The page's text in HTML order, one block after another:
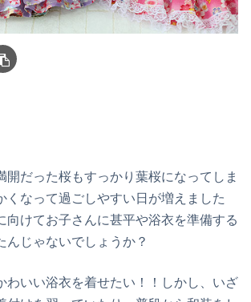
開だった桜もすっかり葉桜になってしま
くなって過ごしやすい日が増えました
向けてお子さんに甚平や浴衣を準備する
んじゃないでしょうか？
わいい浴衣を着せたい！！しかし、いざ